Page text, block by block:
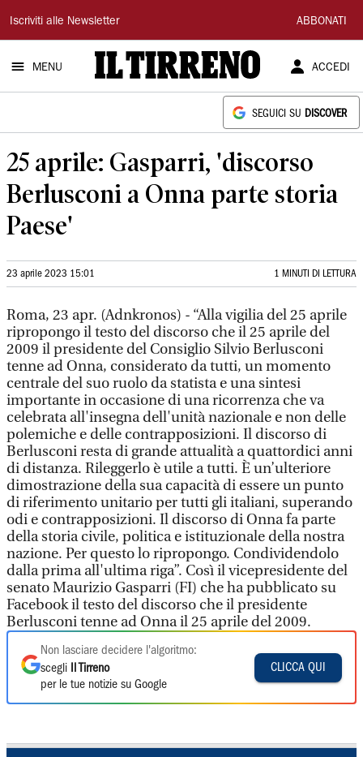
Il
Tirreno
Iscriviti alle Newsletter ABBONATI
MENU ACCEDI
SEGUICI SU DISCOVER
25 aprile: Gasparri, 'discorso
Berlusconi a Onna parte storia
Paese'
23 aprile 2023 15:01 1 MINUTI DI LETTURA
Roma, 23 apr. (Adnkronos) - “Alla vigilia del 25 aprile
ripropongo il testo del discorso che il 25 aprile del
2009 il presidente del Consiglio Silvio Berlusconi
tenne ad Onna, considerato da tutti, un momento
centrale del suo ruolo da statista e una sintesi
importante in occasione di una ricorrenza che va
celebrata all'insegna dell'unità nazionale e non delle
polemiche e delle contrapposizioni. Il discorso di
Berlusconi resta di grande attualità a quattordici anni
di distanza. Rileggerlo è utile a tutti. È un’ulteriore
dimostrazione della sua capacità di essere un punto
di riferimento unitario per tutti gli italiani, superando
odi e contrapposizioni. Il discorso di Onna fa parte
della storia civile, politica e istituzionale della nostra
nazione. Per questo lo ripropongo. Condividendolo
dalla prima all'ultima riga”. Così il vicepresidente del
senato Maurizio Gasparri (FI) che ha pubblicato su
Facebook il testo del discorso che il presidente
Berlusconi tenne ad Onna il 25 aprile del 2009.
Non lasciare decidere l'algoritmo:
scegli
Il Tirreno
per le tue notizie su Google
CLICCA QUI